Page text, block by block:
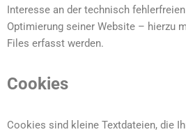
Interesse an der technisch
Optimierung seiner Website – hierzu
Files erfasst werden.
Cookies
Cookies sind kleine Textdateien, die